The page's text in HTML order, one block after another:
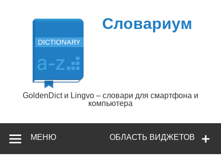
содержимому
Словариум
GoldenDict и Lingvo – словари для смартфона и
компьютера
ОБЛАСТЬ ВИДЖЕТОВ
МЕНЮ